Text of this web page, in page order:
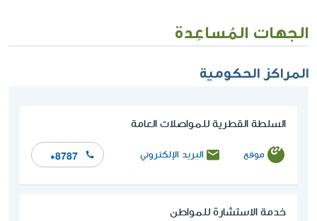
الجهات المُساعِدة
المراكز الحكومية
السلطة القطرية للمواصلات العامة
موقع البريد الإلكتروني *8787
خدمة الاستشارة للمواطن